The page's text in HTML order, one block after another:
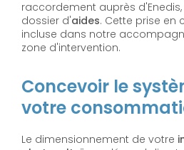
raccordement auprès
dossier d'aides. Cette prise en
incluse dans notre
zone d'intervention.
Concevoir le
votre
Le dimensionnement de votre